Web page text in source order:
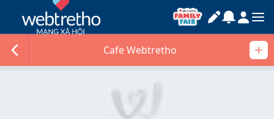
Cafe Webtretho